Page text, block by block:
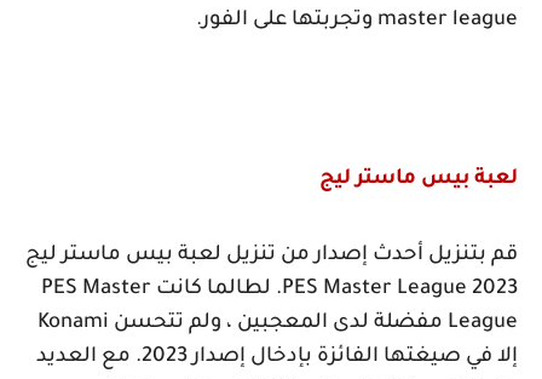
master league وتجربتها على الفور.
لعبة بيس ماستر ليج
قم بتنزيل أحدث إصدار من تنزيل لعبة بيس ماستر ليج
PES Master League 2023. لطالما كانت PES Master
League مفضلة لدى المعجبين ، ولم تتحسن Konami
إلا في صيغتها الفائزة بإدخال إصدار 2023. مع العديد